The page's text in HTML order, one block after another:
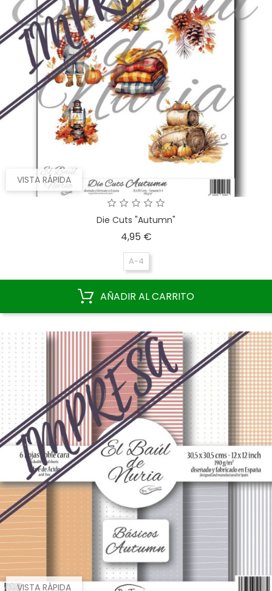
VISTA RÁPIDA
Die Cuts "Autumn"
4,95 €Precio
A-4
AÑADIR AL CARRITO
VISTA RÁPIDA